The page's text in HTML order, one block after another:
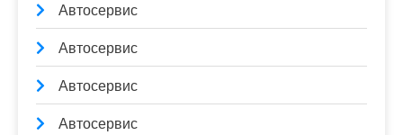
Автосервис
Автосервис
Автосервис
Автосервис